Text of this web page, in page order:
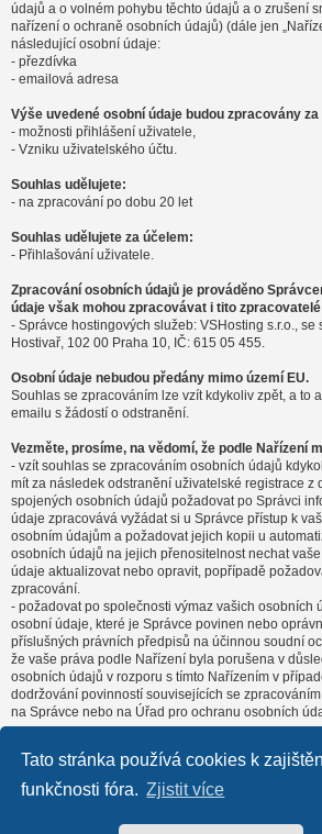
Tato stránka používá cookies k
funkčnosti fóra. Zjistit více
údajů a o volném pohybu těchto údajů a o zrušení
nařízení o ochraně osobních údajů) (dále jen
následující osobní údaje:
- přezdívka
- emailová adresa
Výše uvedené osobní údaje budou zpracovány
- možnosti přihlášení uživatele,
- Vzniku uživatelského účtu.
Souhlas udělujete:
- na zpracování po dobu 20 let
Souhlas udělujete za účelem:
- Přihlašování uživatele.
Zpracování osobních údajů je prováděno
údaje však mohou zpracovávat i tito
- Správce hostingových služeb: VSHosting s.r.o.,
Hostivař, 102 00 Praha 10, IČ: 615 05 455.
Osobní údaje nebudou předány mimo území EU.
Souhlas se zpracováním lze vzít kdykoliv zpět, a to
emailu s žádostí o odstranění.
Vezměte, prosíme, na vědomí, že podle Nařízení
- vzít souhlas se zpracováním osobních údajů
mít za následek odstranění uživatelské registrace z
spojených osobních údajů požadovat po Správci
údaje zpracovává vyžádat si u Správce přístup k
osobním údajům a požadovat jejich kopii u
osobních údajů na jejich přenositelnost nechat
údaje aktualizovat nebo opravit, popřípadě
zpracování.
- požadovat po společnosti výmaz vašich osobních
osobní údaje, které je Správce povinen nebo
příslušných právních předpisů na účinnou soudní
že vaše práva podle Nařízení byla porušena v
osobních údajů v rozporu s tímto Nařízením v
dodržování povinností souvisejících se
na Správce nebo na Úřad pro ochranu osobních
Obsah fóra
Český překlad –phpBB.cz